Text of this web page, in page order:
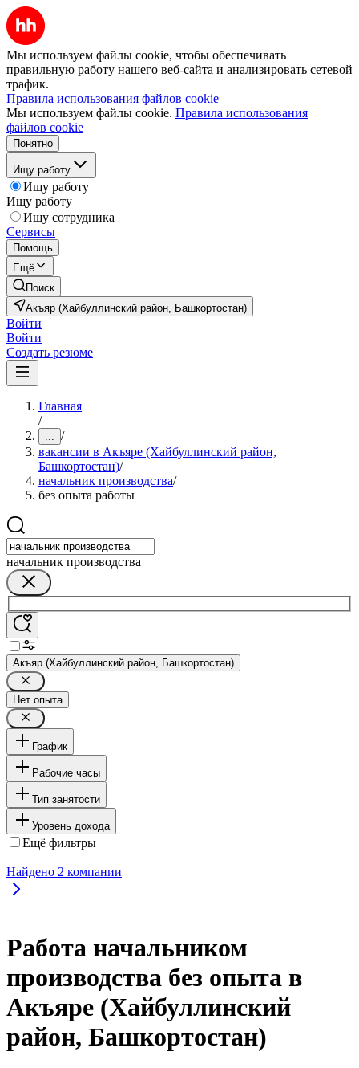
Мы используем файлы cookie, чтобы обеспечивать
правильную работу нашего веб-сайта и анализировать сетевой
трафик.
Правила использования файлов cookie
Мы используем файлы cookie. Правила использования
файлов cookie
Понятно
Ищу работу
Ищу работу
Ищу работу
Ищу сотрудника
Сервисы
Помощь
Ещё
Поиск
Акъяр (Хайбуллинский район, Башкортостан)
Войти
Войти
Создать резюме
Главная
/
... /
вакансии в Акъяре (Хайбуллинский район,
Башкортостан)/
начальник производства/
без опыта работы
начальник производства
Акъяр (Хайбуллинский район, Башкортостан)
Нет опыта
График
Рабочие часы
Тип занятости
Уровень дохода
Ещё фильтры
Найдено 2 компании
Работа начальником
производства без опыта в
Акъяре (Хайбуллинский
район, Башкортостан)